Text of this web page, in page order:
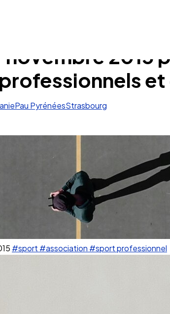
Pau PyrénéesStrasbourg
novembre
#sport #association #sport professionnel